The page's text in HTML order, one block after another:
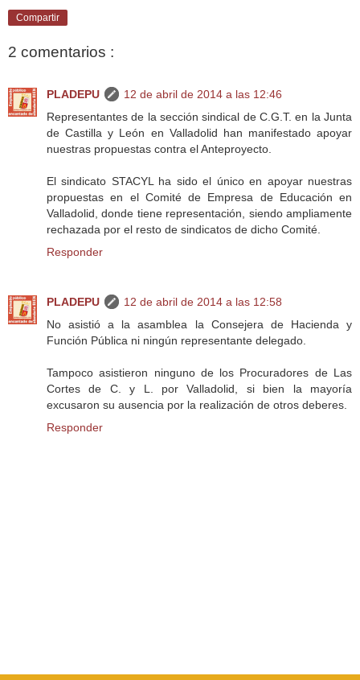
Compartir
2 comentarios :
PLADEPU
12 de abril de 2014 a las 12:46
Representantes de la sección sindical de C.G.T. en la Junta
de Castilla y León en Valladolid han manifestado apoyar
nuestras propuestas contra el Anteproyecto.
El sindicato STACYL ha sido el único en apoyar nuestras
propuestas en el Comité de Empresa de Educación en
Valladolid, donde tiene representación, siendo ampliamente
rechazada por el resto de sindicatos de dicho Comité.
Responder
PLADEPU
12 de abril de 2014 a las 12:58
No asistió a la asamblea la Consejera de Hacienda y
Función Pública ni ningún representante delegado.
Tampoco asistieron ninguno de los Procuradores de Las
Cortes de C. y L. por Valladolid, si bien la mayoría
excusaron su ausencia por la realización de otros deberes.
Responder